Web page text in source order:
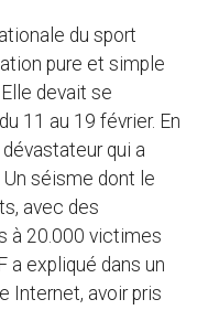
du sport
pure et simple
devait se
11 au 19 février. En
qui a
Un séisme dont le
avec des
à 20.000 victimes
a expliqué dans un
Internet, avoir pris